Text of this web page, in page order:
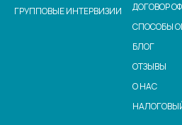
СПОСОБЫ
БЛОГ
О НАС
ОТЗЫВЫ
ДОГОВОР
ГРУППОВЫЕ ИНТЕРВИЗИИ